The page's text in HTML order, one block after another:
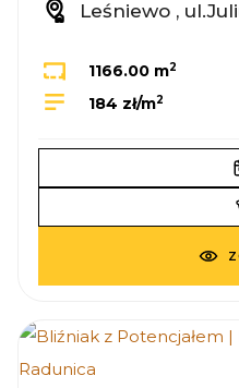
Leśniewo ,
1166.00 m2
184 zł/m2